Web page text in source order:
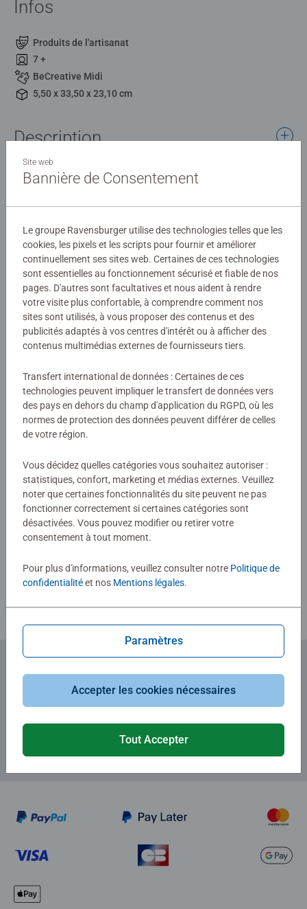
Infos
Produits de l'artisanat
7 +
BeCreative Midi
5,50 x 33,50 x 23,10 cm
Description
Un coffret complet pour réaliser facilement 10 figurines en
plâtre sur le thème des licornes !
Détails
Numéro d'article:
25531
EAN:
4005556255313
Avertissements et informations du fabricant
Produits similaires
Aucune évaluation n'a encore été
soumise
0/0
Rédiger une évaluation
Consignes d'évaluation
Abonnez-vous à notre newsletter
et recevez un bon d'achat de 5€.
Site web
Bannière de Consentement
Le groupe Ravensburger utilise des technologies telles que les
cookies, les pixels et les scripts pour fournir et améliorer
continuellement ses sites web. Certaines de ces technologies
sont essentielles au fonctionnement sécurisé et fiable de nos
pages. D'autres sont facultatives et nous aident à rendre
votre visite plus confortable, à comprendre comment nos
sites sont utilisés, à vous proposer des contenus et des
publicités adaptés à vos centres d'intérêt ou à afficher des
contenus multimédias externes de fournisseurs tiers.
Transfert international de données : Certaines de ces
technologies peuvent impliquer le transfert de données vers
des pays en dehors du champ d'application du RGPD, où les
normes de protection des données peuvent différer de celles
de votre région.
Vous décidez quelles catégories vous souhaitez autoriser :
statistiques, confort, marketing et médias externes. Veuillez
noter que certaines fonctionnalités du site peuvent ne pas
fonctionner correctement si certaines catégories sont
désactivées. Vous pouvez modifier ou retirer votre
consentement à tout moment.
Pour plus d'informations, veuillez consulter notre Politique de
confidentialitéet nos Mentions légales.
Paramètres
Accepter les cookies nécessaires
Tout Accepter